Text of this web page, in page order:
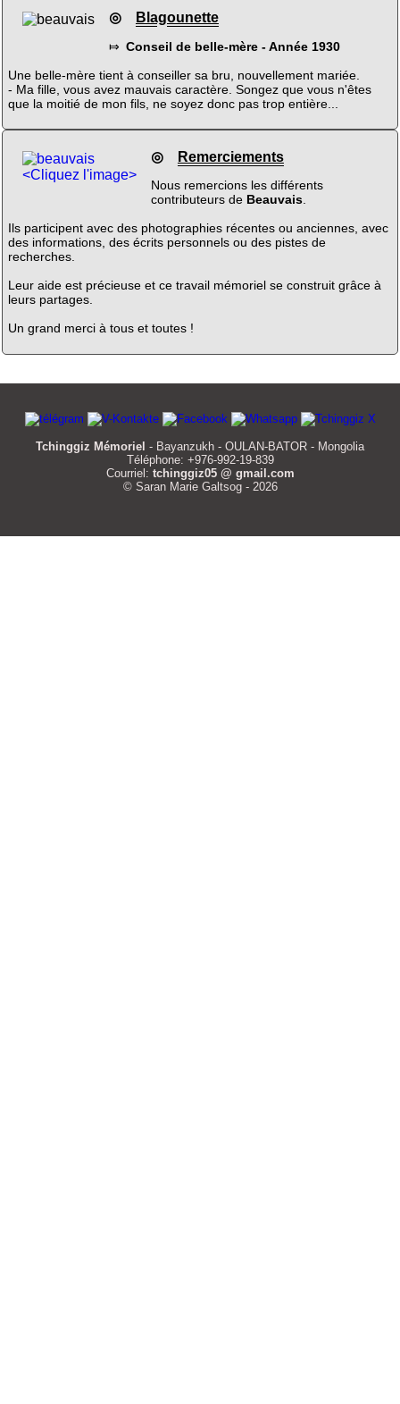
◎ Blagounette
⤇ Conseil de belle-mère - Année 1930
Une belle-mère tient à conseiller sa bru, nouvellement mariée.
- Ma fille, vous avez mauvais caractère. Songez que vous n'êtes
que la moitié de mon fils, ne soyez donc pas trop entière...
<Cliquez l'image>
◎ Remerciements
Nous remercions les différents
contributeurs de Beauvais.
Ils participent avec des photographies récentes ou anciennes, avec
des informations, des écrits personnels ou des pistes de
recherches.
Leur aide est précieuse et ce travail mémoriel se construit grâce à
leurs partages.
Un grand merci à tous et toutes !
Tchinggiz Mémoriel - Bayanzukh - OULAN-BATOR - Mongolia
Téléphone: +976-992-19-839
Courriel: tchinggiz05 @ gmail.com
© Saran Marie Galtsog - 2026